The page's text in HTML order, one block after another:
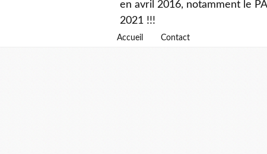
en avril 2016, notamment le
2021 !!!
Accueil Contact